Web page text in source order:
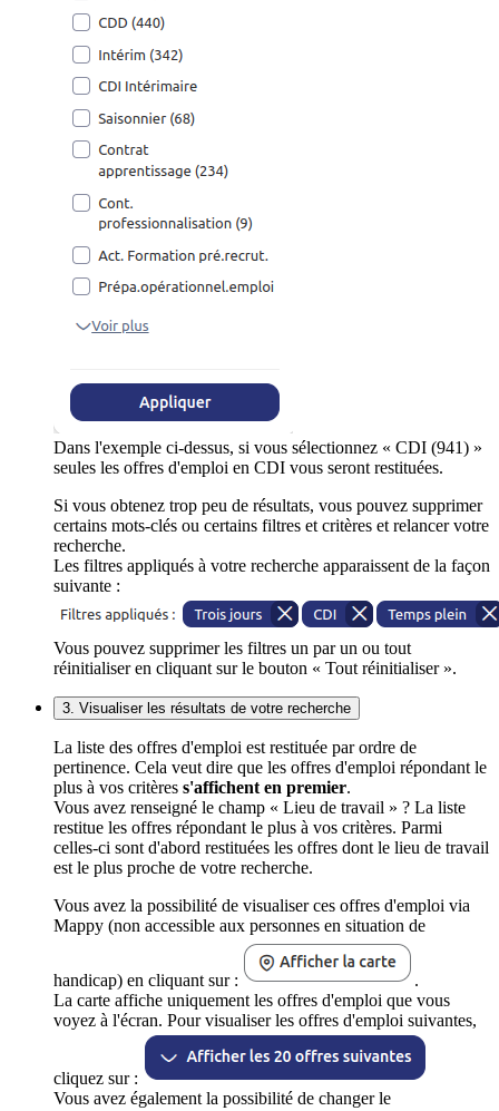
Dans l'exemple ci-dessus, si vous sélectionnez « CDI (941) »
seules les offres d'emploi en CDI vous seront restituées.
Si vous obtenez trop peu de résultats, vous pouvez supprimer
certains mots-clés ou certains filtres et critères et relancer votre
recherche.
Les filtres appliqués à votre recherche apparaissent de la façon
suivante :
Vous pouvez supprimer les filtres un par un ou tout
réinitialiser en cliquant sur le bouton « Tout réinitialiser ».
3. Visualiser les résultats de votre recherche
La liste des offres d'emploi est restituée par ordre de
pertinence. Cela veut dire que les offres d'emploi répondant le
plus à vos critères s'affichent en premier.
Vous avez renseigné le champ « Lieu de travail » ? La liste
restitue les offres répondant le plus à vos critères. Parmi
celles-ci sont d'abord restituées les offres dont le lieu de travail
est le plus proche de votre recherche.
Vous avez la possibilité de visualiser ces offres d'emploi via
Mappy (non accessible aux personnes en situation de
handicap) en cliquant sur :
.
La carte affiche uniquement les offres d'emploi que vous
voyez à l'écran. Pour visualiser les offres d'emploi suivantes,
cliquez sur :
Vous avez également la possibilité de changer le